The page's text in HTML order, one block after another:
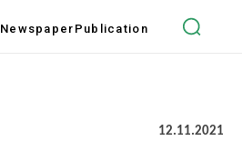
Newspaper Publication
12.11.2021